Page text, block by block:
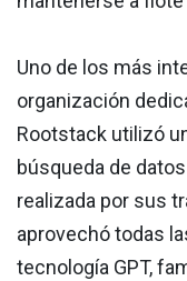
Uno de los más
organización
Rootstack utilizó
búsqueda de
realizada por sus
aprovechó todas
tecnología GPT,